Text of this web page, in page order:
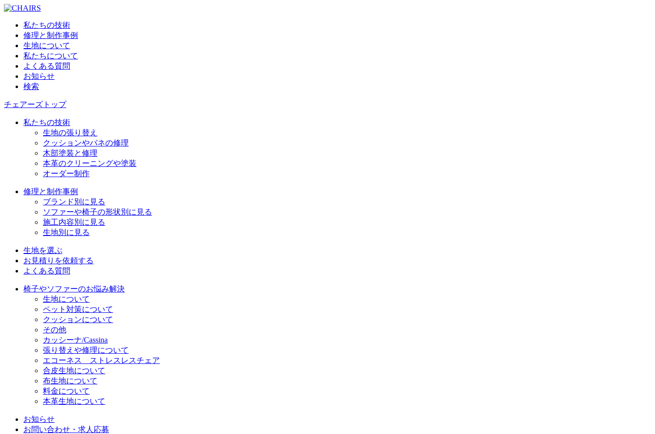
私たちの技術
修理と制作事例
生地について
私たちについて
よくある質問
お知らせ
検索
チェアーズトップ
私たちの技術
生地の張り替え
クッションやバネの修理
木部塗装と修理
本革のクリーニングや塗装
オーダー制作
修理と制作事例
ブランド別に見る
ソファーや椅子の形状別に見る
施工内容別に見る
生地別に見る
生地を選ぶ
お見積りを依頼する
よくある質問
椅子やソファーのお悩み解決
生地について
ペット対策について
クッションについて
その他
カッシーナ/Cassina
張り替えや修理について
エコーネス ストレスレスチェア
合皮生地について
布生地について
料金について
本革生地について
お知らせ
お問い合わせ・求人応募